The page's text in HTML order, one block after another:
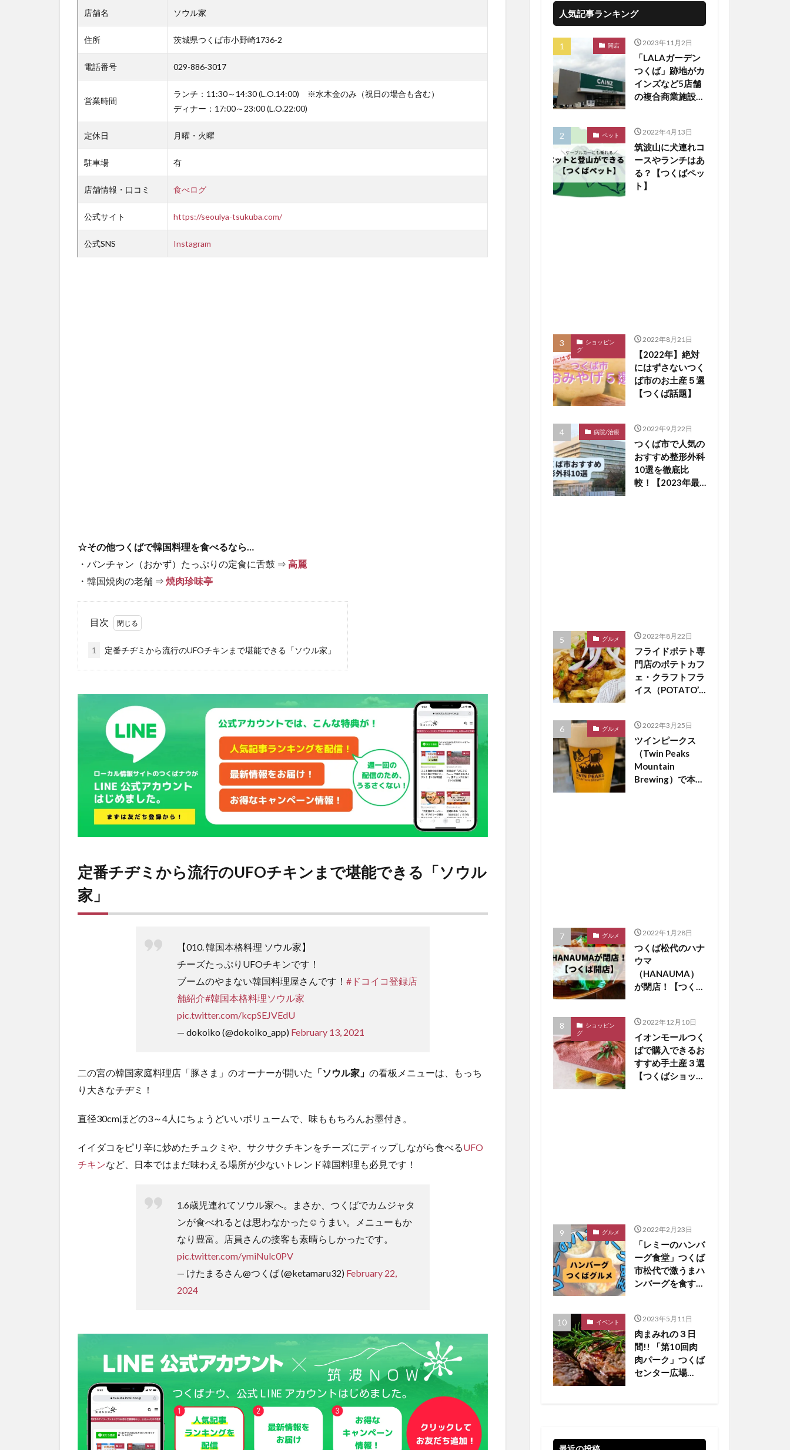
店舗名 ソウル家
住所 茨城県つくば市小野崎1736-2
電話番号 029-886-3017
営業時間
ランチ：11:30～14:30 (L.O.14:00) ※水木金のみ（祝日の場合も含む）
ディナー：17:00～23:00 (L.O.22:00)
定休日 月曜・火曜
駐車場 有
店舗情報・口コミ 食べログ
公式サイト https://seoulya-tsukuba.com/
公式SNS Instagram
☆その他つくばで韓国料理を食べるなら…
・バンチャン（おかず）たっぷりの定食に舌鼓 ⇒ 高麗
・韓国焼肉の老舗 ⇒ 焼肉珍味亭
目次
1 定番チヂミから流行のUFOチキンまで堪能できる「ソウル家」
定番チヂミから流行のUFOチキンまで堪能できる 「ソウル
家」
【010. 韓国本格料理 ソウル家】
チーズたっぷりUFOチキンです！
ブームのやまない韓国料理屋さんです！ #ドコイコ登録店
舗紹介#韓国本格料理ソウル家
pic.twitter.com/kcpSEJVEdU
— dokoiko (@dokoiko_app) February 13, 2021
二の宮の韓国家庭料理店「豚さま」のオーナーが開いた 「ソウル家」 の看板メニューは、もっち
り大きなチヂミ！
直径30cmほどの3～4人にちょうどいいボリュームで、味ももちろんお墨付き。
イイダコをピリ辛に炒めたチュクミや、サクサクチキンをチーズにディップしながら食べるUFO
チキンなど、日本ではまだ味わえる場所が少ないトレンド韓国料理も必見です！
1.6歳児連れてソウル家へ。まさか、つくばでカムジャタ
ンが食べれるとは思わなかった☺️うまい。メニューもか
なり豊富。店員さんの接客も素晴らしかったです。
pic.twitter.com/ymiNulc0PV
— けたまるさん@つくば (@ketamaru32) February 22,
2024
人気記事ランキング
開店 2023年11月2日
「LALAガーデン
つくば」跡地がカ
インズなど5店舗
の複合商業施設に
ペット 2022年4月13日
筑波山に犬連れコ
ースやランチはあ
る？【つくばペッ
ト】
ショッピン
グ
2022年8月21日
【2022年】絶対
にはずさないつく
ば市のお土産５選
【つくば話題】
病院/治療 2022年9月22日
つくば市で人気の
おすすめ整形外科
10選を徹底比
較！【2023年最
グルメ 2022年8月22日
フライドポテト専
門店のポテトカフ
ェ・クラフトフラ
イス（POTATO’S
くば市松代にオー
プン【つくば開
店】
グルメ 2022年3月25日
ツインピークス
（Twin Peaks
Mountain
Brewing）で本場
グルメ 2022年1月28日
つくば松代のハナ
ウマ
（HANAUMA）
が閉店！【つくば
ショッピン
グ
2022年12月10日
イオンモールつく
ばで購入できるお
すすめ手土産３選
【つくばショッピ
グルメ 2022年2月23日
「レミーのハンバ
ーグ食堂」つくば
市松代で激うまハ
ンバーグを食す
イベント 2023年5月11日
肉まみれの３日
間!! 「第10回肉
肉パーク」つくば
センター広場